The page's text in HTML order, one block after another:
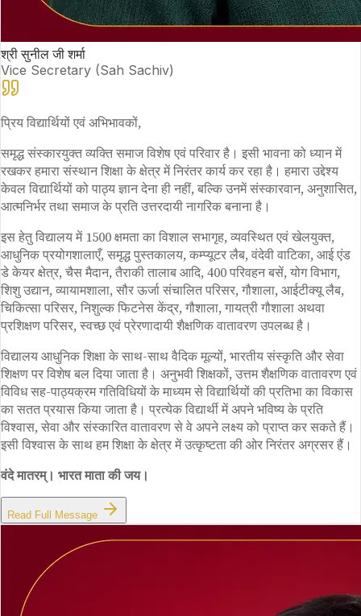
श्री सुनील जी शर्मा
Vice Secretary (Sah Sachiv)
प्रिय विद्यार्थियों एवं अभिभावकों,
समृद्ध संस्कारयुक्त व्यक्ति समाज विशेष एवं परिवार है। इसी भावना को ध्यान में
रखकर हमारा संस्थान शिक्षा के क्षेत्र में निरंतर कार्य कर रहा है। हमारा उद्देश्य
केवल विद्यार्थियों को पाठ्य ज्ञान देना ही नहीं, बल्कि उनमें संस्कारवान, अनुशासित,
आत्मनिर्भर तथा समाज के प्रति उत्तरदायी नागरिक बनाना है।
इस हेतु विद्यालय में 1500 क्षमता का विशाल सभागृह, व्यवस्थित एवं खेलयुक्त,
आधुनिक प्रयोगशालाएँ, समृद्ध पुस्तकालय, कम्प्यूटर लैब, वंदेवी वाटिका, आई एंड
डे केयर क्षेत्र, चैस मैदान, तैराकी तालाब आदि, 400 परिवहन बसें, योग विभाग,
शिशु उद्यान, व्यायामशाला, सौर ऊर्जा संचालित परिसर, गौशाला, आईटीक्यू लैब,
चिकित्सा परिसर, निशुल्क फिटनेस केंद्र, गौशाला, गायत्री गौशाला अथवा
प्रशिक्षण परिसर, स्वच्छ एवं प्रेरणादायी शैक्षणिक वातावरण उपलब्ध है।
विद्यालय आधुनिक शिक्षा के साथ-साथ वैदिक मूल्यों, भारतीय संस्कृति और सेवा
शिक्षण पर विशेष बल दिया जाता है। अनुभवी शिक्षकों, उत्तम शैक्षणिक वातावरण एवं
विविध सह-पाठ्यक्रम गतिविधियों के माध्यम से विद्यार्थियों की प्रतिभा का विकास
का सतत प्रयास किया जाता है। प्रत्येक विद्यार्थी में अपने भविष्य के प्रति
विश्वास, सेवा और संस्कारित वातावरण से वे अपने लक्ष्य को प्राप्त कर सकते हैं।
इसी विश्वास के साथ हम शिक्षा के क्षेत्र में उत्कृष्टता की ओर निरंतर अग्रसर हैं।
वंदे मातरम्। भारत माता की जय।
Read Full Message